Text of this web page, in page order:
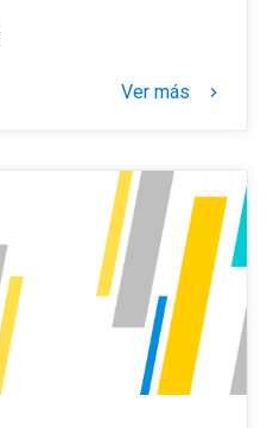
Ver más keyboard_arrow_right